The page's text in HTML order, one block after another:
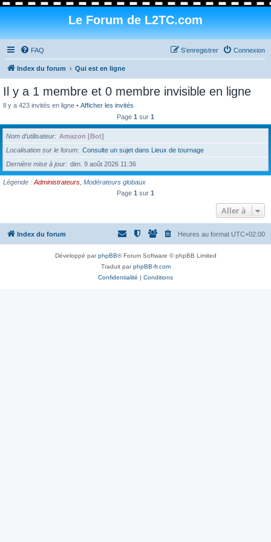
Le Forum de L2TC.com
FAQ Connexion
S’enregistrer
Index du forum Qui est en ligne
Il y a 1 membre et 0 membre invisible en ligne
Il y a 423 invités en ligne • Afficher les invités
Page 1 sur 1
Nom d’utilisateur
Amazon [Bot]
Localisation sur le forum
Consulte un sujet dans Lieux de tournage
Dernière mise à jour
dim. 9 août 2026 11:36
Légende : Administrateurs Modérateurs globaux
Page 1 sur 1
Aller à
Index du forum Heures au format UTC+02:00
Développé parphpBB® Forum Software © phpBB Limited
Traduit parphpBB-fr.com
Confidentialité | Conditions